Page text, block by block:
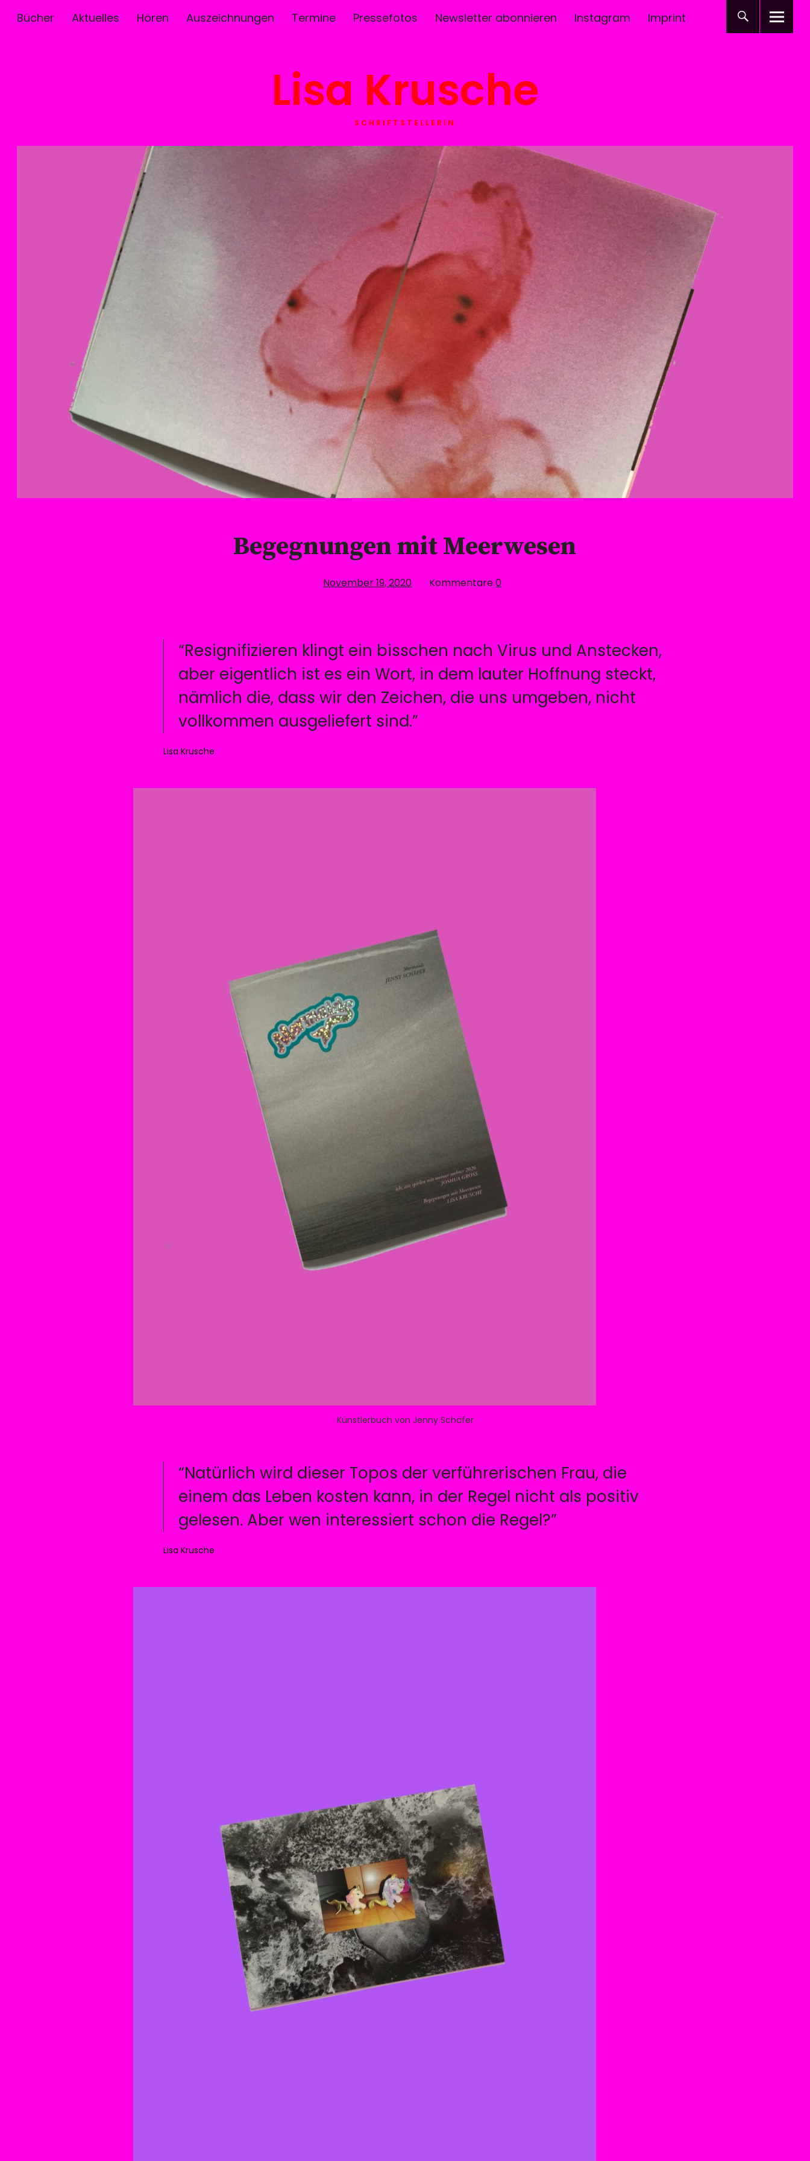
Bücher Aktuelles Hören Auszeichnungen Termine Pressefotos Newsletter abonnieren Instagram Imprint
Lisa Krusche
SCHRIFTSTELLERIN
Begegnungen mit Meerwesen
November 19, 2020 Kommentare0
“Resignifizieren klingt ein bisschen nach Virus und Anstecken,
aber eigentlich ist es ein Wort, in dem lauter Hoffnung steckt,
nämlich die, dass wir den Zeichen, die uns umgeben, nicht
vollkommen ausgeliefert sind.”
Lisa Krusche
Künstlerbuch von Jenny Schäfer
“Natürlich wird dieser Topos der verführerischen Frau, die
einem das Leben kosten kann, in der Regel nicht als positiv
gelesen. Aber wen interessiert schon die Regel?”
Lisa Krusche